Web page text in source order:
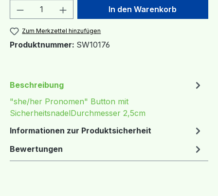
Produkt Anzahl: Gib denIn den Warenkorb
Zum Merkzettel hinzufügen
Produktnummer: SW10176
Beschreibung
"she/her Pronomen" Button mit
SicherheitsnadelDurchmesser 2,5cm
Informationen zur Produktsicherheit
Bewertungen